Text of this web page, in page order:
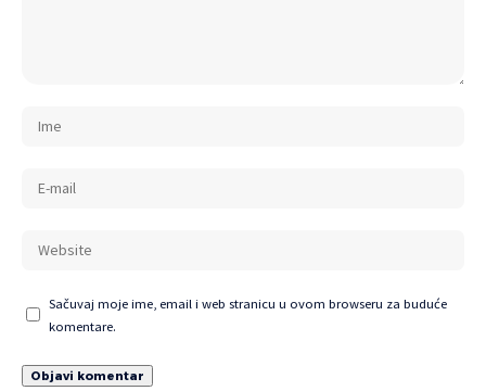
Sačuvaj moje ime, email i web stranicu u ovom browseru za buduće
komentare.